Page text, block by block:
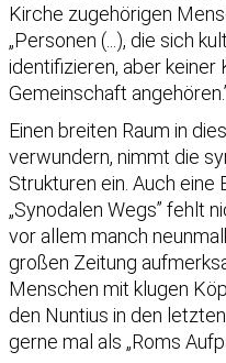
Kirche zugehörigen
„Personen (...), die sich
identifizieren, aber
Gemeinschaft
Einen breiten Raum in
verwundern, nimmt die
Strukturen ein. Auch eine
„Synodalen Wegs” fehlt
vor allem manch
großen Zeitung
Menschen mit klugen
den Nuntius in den
gerne mal als „Roms